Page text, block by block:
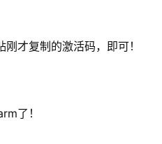
才复制的激活码，即可！
了！